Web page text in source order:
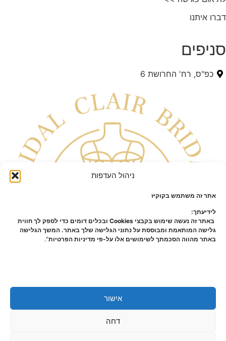
ניהול העדפות
אתר זה משתמש בקוקיז
לידיעתך:
באתר זה נעשה שימוש בקבצי Cookies ובכלים דומים כדי לספק לך חווית
גלישה המותאמת ומבוססת על נתוני הגלישה שלך באתר. המשך הגלישה
באתר מהווה הסכמתך לשימושים אלו על-פי מדיניות הפרטיות".
אישור
דחה
דברו איתנו
סניפים
כפ"ס, רח' החרושת 6
מפת אתר